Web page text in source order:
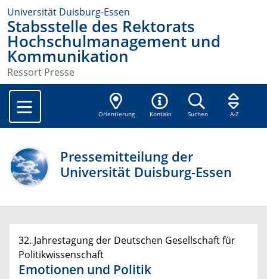
Universität Duisburg-Essen
Stabsstelle des Rektorats
Hochschulmanagement und
Kommunikation
Ressort Presse
Orientierung Kontakt Suchen A-Z
Pressemitteilung der
Universität Duisburg-Essen
32. Jahrestagung der Deutschen Gesellschaft für
Politikwissenschaft
Emotionen und Politik